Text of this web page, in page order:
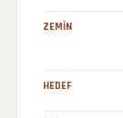
ZEMIN
HEDEF